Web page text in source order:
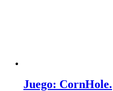
Juego: CornHole.